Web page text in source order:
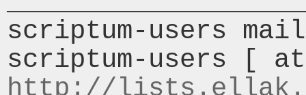
scriptum-users
http://